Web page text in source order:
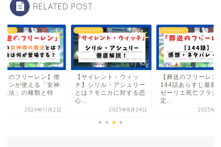
RELATED POST
タジー
送のフリーレン】僧
インが使える「女神
魔法」の種類と特
2024年11月2日
ファンタジー
【サイレント・ウィッ
チ】シリル・アシュリー
とは？モニカに対する恋
心...
2025年8月24日
ファンタジー
【葬送のフリーレン
144話あらすじ最新
ゼーリエ死亡フラグ
定...
2025年9